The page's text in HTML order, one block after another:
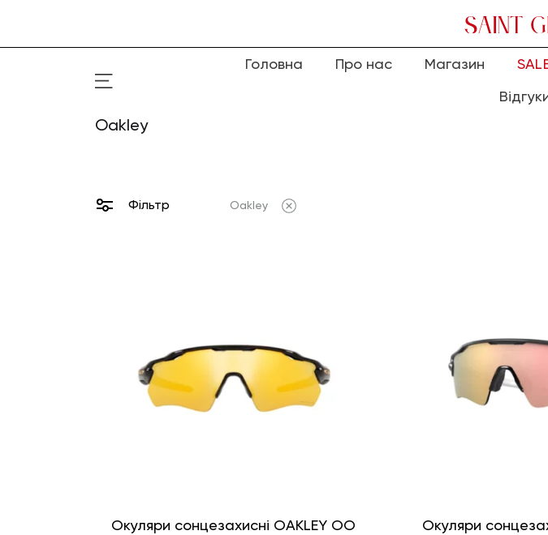
Головна Про нас Магазин
Oakley
Фільтр Oakley
Окуляри сонцезахисні OAKLEY OO
Окуляри